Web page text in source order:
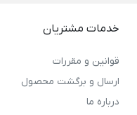
خدمات مشتریان
قوانین و مقررات
ارسال و برگشت محصول
درباره ما